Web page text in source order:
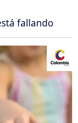
fallando